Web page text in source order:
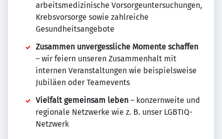
arbeitsmedizinische Vorsorgeuntersuchungen,
Krebsvorsorge sowie zahlreiche
Gesundheitsangebote
Zusammen unvergessliche Momente schaffen
– wir feiern unseren Zusammenhalt mit
internen Veranstaltungen wie beispielsweise
Jubiläen oder Teamevents
Vielfalt gemeinsam leben – konzernweite und
regionale Netzwerke wie z. B. unser LGBTIQ-
Netzwerk